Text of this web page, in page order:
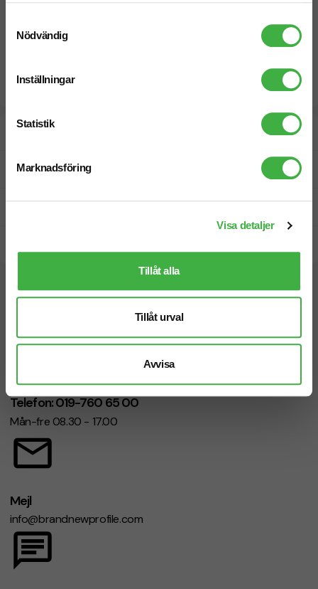
Nödvändig
Inställningar
Statistik
Marknadsföring
Visa detaljer
Tillåt alla
Tillåt urval
Avvisa
Designskiss inom 1 h
Fri offert
Vi hjälper dig gärna!
Telefon: 019-760 65 00
Mån-fre 08.30 - 17.00
Mejl
info@brandnewprofile.com